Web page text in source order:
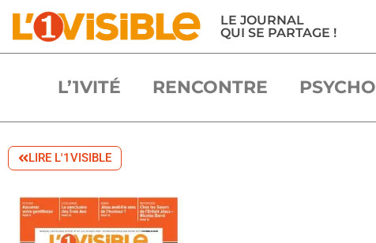
LE JOURNAL
QUI SE PARTAGE !
L’1VITÉ RENCONTRE PSYCHO
LIRE L'1VISIBLE